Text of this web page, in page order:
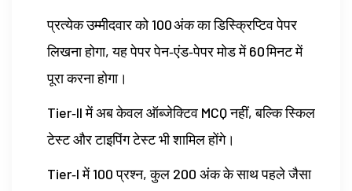
प्रत्येक उम्मीदवार को 100 अंक का डिस्क्रिप्टिव पेपर
लिखना होगा, यह पेपर पेन‑एंड‑पेपर मोड में 60 मिनट में
पूरा करना होगा।
Tier‑II में अब केवल ऑब्जेक्टिव MCQ नहीं, बल्कि स्किल
टेस्ट और टाइपिंग टेस्ट भी शामिल होंगे।
Tier‑I में 100 प्रश्न, कुल 200 अंक के साथ पहले जैसा